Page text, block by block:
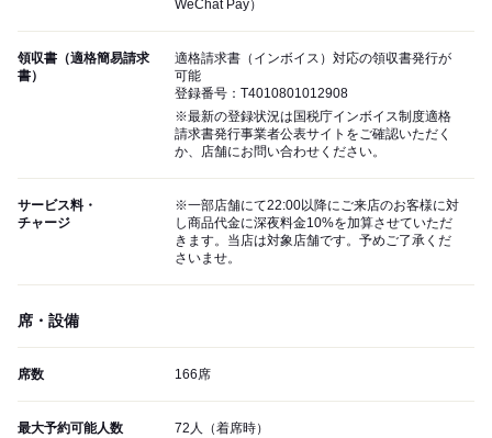
WeChat Pay）
領収書（適格簡易請求
書）
適格請求書（インボイス）対応の領収書発行が
可能
登録番号：T4010801012908
※最新の登録状況は国税庁インボイス制度適格
請求書発行事業者公表サイトをご確認いただく
か、店舗にお問い合わせください。
サービス料・
チャージ
※一部店舗にて22:00以降にご来店のお客様に対
し商品代金に深夜料金10%を加算させていただ
きます。当店は対象店舗です。予めご了承くだ
さいませ。
席・設備
席数 166席
最大予約可能人数 72人（着席時）